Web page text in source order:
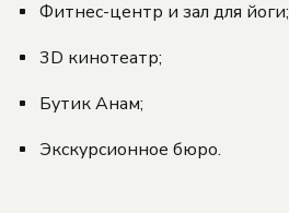
Фитнес-центр и зал для йоги;
3D кинотеатр;
Бутик Анам;
Экскурсионное бюро.